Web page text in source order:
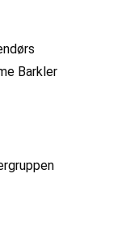
Barkler